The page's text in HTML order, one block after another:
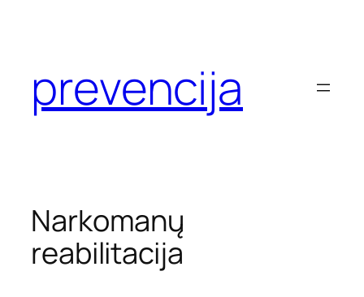
prevencija
Narkomanų
reabilitacija